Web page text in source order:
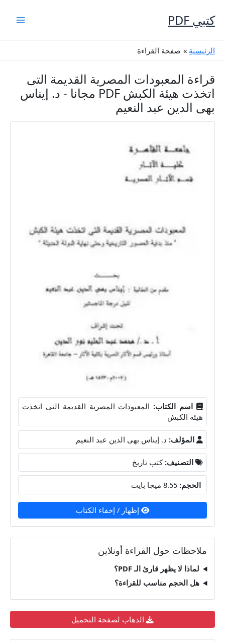
إلى
المحتوى
كتبي PDF
الرئيسية صفحة القراءة
قراءة المعبودات المصرية القديمة التى
اتخذت هيئة الكبش PDF مجانا - د. إيناس
بهى الدين عبد النعيم
اسم الكتاب: المعبودات المصرية القديمة التى اتخذت
هيئة الكبش
المؤلف: د. إيناس بهى الدين عبد النعيم
التصنيف: كتب تاريخ
الحجم:
إظهار / إخفاء الكتاب
ملاحظات حول القراءة أونلاين
لماذا لا يظهر قارئ الـ PDF؟
هل الحجم مناسب للقراءة؟
الذهاب لصفحة التحميل